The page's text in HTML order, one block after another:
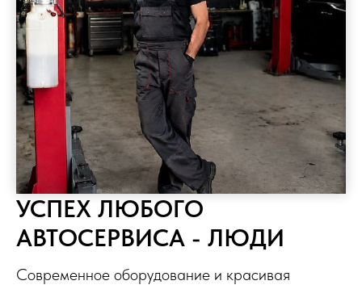
УСПЕХ ЛЮБОГО
АВТОСЕРВИСА - ЛЮДИ
Современное оборудование и красивая